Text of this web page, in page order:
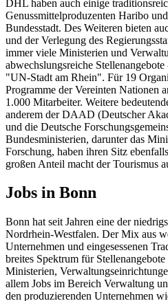
DHL haben auch einige
Genussmittelproduzenten Haribo
Bundesstadt. Des Weiteren bieten
und der Verlegung des
immer viele Ministerien und
abwechslungsreiche
"UN-Stadt am Rhein". Für 19
Programme der Vereinten Nationen
1.000 Mitarbeiter. Weitere
anderem der DAAD (Deutscher
und die Deutsche
Bundesministerien, darunter das
Forschung, haben ihren Sitz
großen Anteil macht der Tourismus
Jobs in Bonn
Bonn hat seit Jahren eine der
Nordrhein-Westfalen. Der Mix aus
Unternehmen und eingesessenen
breites Spektrum für
Ministerien,
allem Jobs im Bereich Verwaltung
den produzierenden Unternehmen